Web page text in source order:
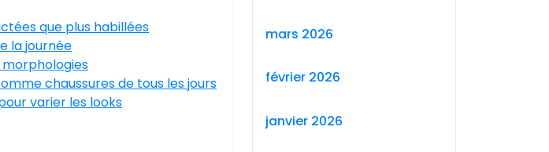
que plus habillées
la journée
chaussures de tous les jours
varier les looks
mars 2026
février 2026
janvier 2026